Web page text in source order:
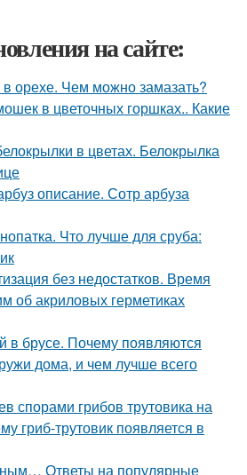
на сайте:
в орехе. Чем можно замазать?
в цветочных горшках.. Какие
в цветах. Белокрылка
описание. Сотр арбуза
Что лучше для сруба:
без недостатков. Время
об акриловых герметиках
в брусе. Почему появляются
дома, и чем лучше всего
спорами грибов трутовика на
гриб-трутовик появляется в
Ответы на популярные